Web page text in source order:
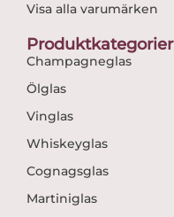
Visa alla varumärken
Produktkategorier
Champagneglas
Ölglas
Vinglas
Whiskeyglas
Cognagsglas
Martiniglas